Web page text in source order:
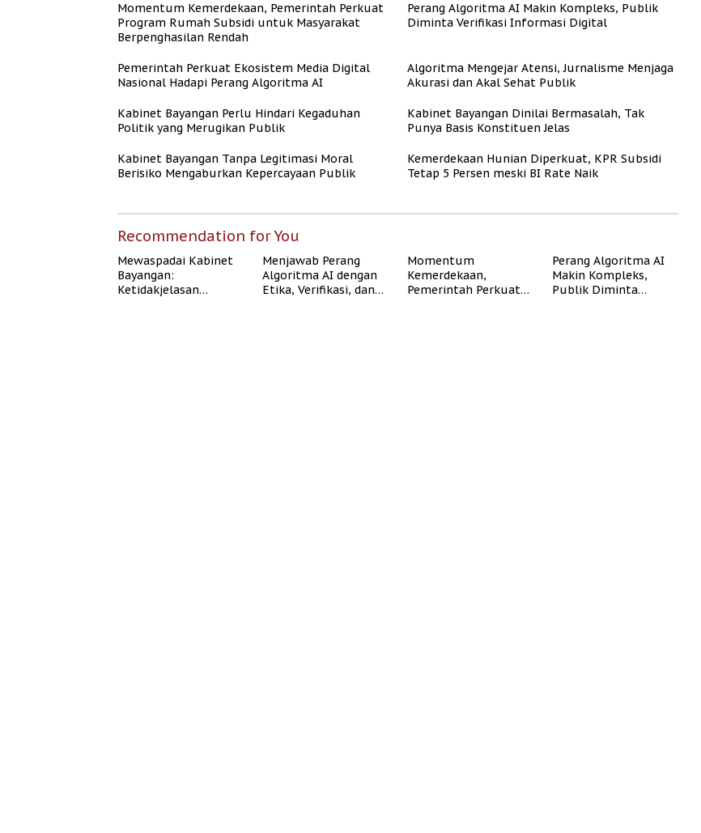
Momentum Kemerdekaan, Pemerintah Perkuat
Program Rumah Subsidi untuk Masyarakat
Berpenghasilan Rendah
Perang Algoritma AI Makin Kompleks, Publik
Diminta Verifikasi Informasi Digital
Pemerintah Perkuat Ekosistem Media Digital
Nasional Hadapi Perang Algoritma AI
Algoritma Mengejar Atensi, Jurnalisme Menjaga
Akurasi dan Akal Sehat Publik
Kabinet Bayangan Perlu Hindari Kegaduhan
Politik yang Merugikan Publik
Kabinet Bayangan Dinilai Bermasalah, Tak
Punya Basis Konstituen Jelas
Kabinet Bayangan Tanpa Legitimasi Moral
Berisiko Mengaburkan Kepercayaan Publik
Kemerdekaan Hunian Diperkuat, KPR Subsidi
Tetap 5 Persen meski BI Rate Naik
Recommendation for You
Mewaspadai Kabinet
Bayangan:
Ketidakjelasan
Menjawab Perang
Algoritma AI dengan
Etika, Verifikasi, dan
Momentum
Kemerdekaan,
Pemerintah Perkuat
Perang Algoritma AI
Makin Kompleks,
Publik Diminta